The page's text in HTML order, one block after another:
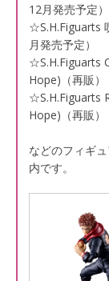
12月発売予定）
☆S.H.Figuarts
月発売予定）
☆S.H.Figuarts
Hope)（再販）
☆S.H.Figuarts
Hope)（再販）
などのフィギ
内です。